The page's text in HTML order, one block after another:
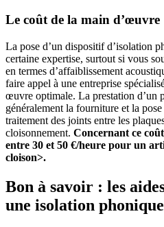
Le coût de la main d’œuvre
La pose d’un dispositif d’isolation
certaine expertise, surtout si vous
en termes d’affaiblissement
faire appel à une entreprise
œuvre optimale. La prestation d’un
généralement la fourniture et la
traitement des joints entre les
cloisonnement. Concernant ce
entre 30 et 50 €/heure pour un
cloison>.
Bon à savoir : les
une isolation phonique